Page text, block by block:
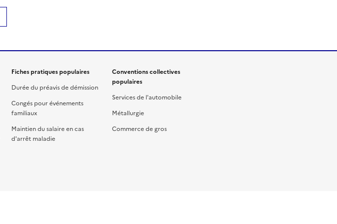
Fiches pratiques populaires
Durée du préavis de démission
Congés pour événements
familiaux
Maintien du salaire en cas
d'arrêt maladie
Conventions collectives
populaires
Services de l'automobile
Métallurgie
Commerce de gros